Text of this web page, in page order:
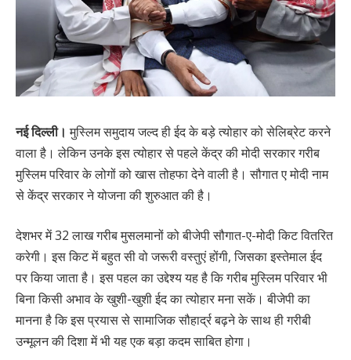
नई दिल्ली। मुस्लिम समुदाय जल्द ही ईद के बड़े त्योहार को सेलिब्रेट करने
वाला है। लेकिन उनके इस त्योहार से पहले केंद्र की मोदी सरकार गरीब
मुस्लिम परिवार के लोगों को खास तोहफा देने वाली है। सौगात ए मोदी नाम
से केंद्र सरकार ने योजना की शुरुआत की है।
देशभर में 32 लाख गरीब मुसलमानों को बीजेपी सौगात-ए-मोदी किट वितरित
करेगी। इस किट में बहुत सी वो जरूरी वस्तुएं होंगी, जिसका इस्तेमाल ईद
पर किया जाता है। इस पहल का उद्देश्य यह है कि गरीब मुस्लिम परिवार भी
बिना किसी अभाव के खुशी-खुशी ईद का त्योहार मना सकें। बीजेपी का
मानना है कि इस प्रयास से सामाजिक सौहार्द्र बढ़ने के साथ ही गरीबी
उन्मूलन की दिशा में भी यह एक बड़ा कदम साबित होगा।